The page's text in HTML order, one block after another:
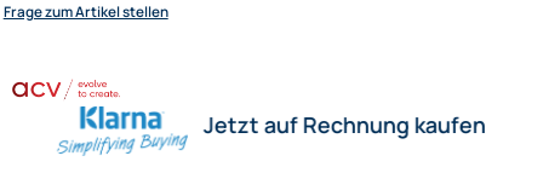
Herstellerinformationen
Hilfreiche Links